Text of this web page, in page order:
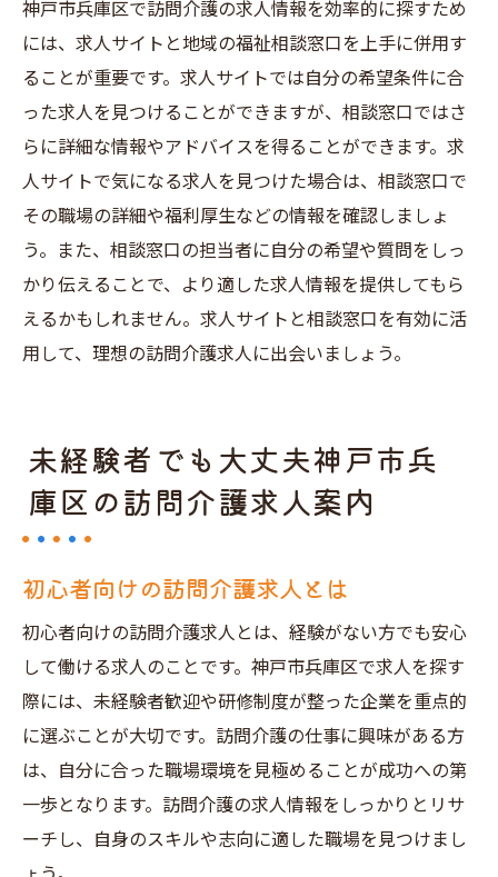
神戸市兵庫区で訪問介護の求人情報を効率的に探すため
には、求人サイトと地域の福祉相談窓口を上手に併用す
ることが重要です。求人サイトでは自分の希望条件に合
った求人を見つけることができますが、相談窓口ではさ
らに詳細な情報やアドバイスを得ることができます。求
人サイトで気になる求人を見つけた場合は、相談窓口で
その職場の詳細や福利厚生などの情報を確認しましょ
う。また、相談窓口の担当者に自分の希望や質問をしっ
かり伝えることで、より適した求人情報を提供してもら
えるかもしれません。求人サイトと相談窓口を有効に活
用して、理想の訪問介護求人に出会いましょう。
未経験者でも大丈夫神戸市兵
庫区の訪問介護求人案内
初心者向けの訪問介護求人とは
初心者向けの訪問介護求人とは、経験がない方でも安心
して働ける求人のことです。神戸市兵庫区で求人を探す
際には、未経験者歓迎や研修制度が整った企業を重点的
に選ぶことが大切です。訪問介護の仕事に興味がある方
は、自分に合った職場環境を見極めることが成功への第
一歩となります。訪問介護の求人情報をしっかりとリサ
ーチし、自身のスキルや志向に適した職場を見つけまし